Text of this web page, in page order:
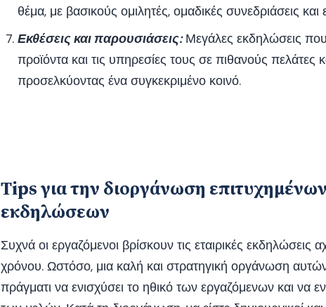
θέμα, με βασικούς ομιλητές, ομαδικές συνεδριάσεις και
Εκθέσεις και παρουσιάσεις:Μεγάλες εκδηλώσεις που
προϊόντα και τις υπηρεσίες τους σε πιθανούς πελάτες
προσελκύοντας ένα συγκεκριμένο κοινό.
Tips για την διοργάνωση
εκδηλώσεων
Συχνά οι εργαζόμενοι βρίσκουν τις εταιρικές εκδηλώσεις
χρόνου. Ωστόσο, μια καλή και στρατηγική οργάνωση
πράγματι να ενισχύσει το ηθικό των εργαζόμενων και να